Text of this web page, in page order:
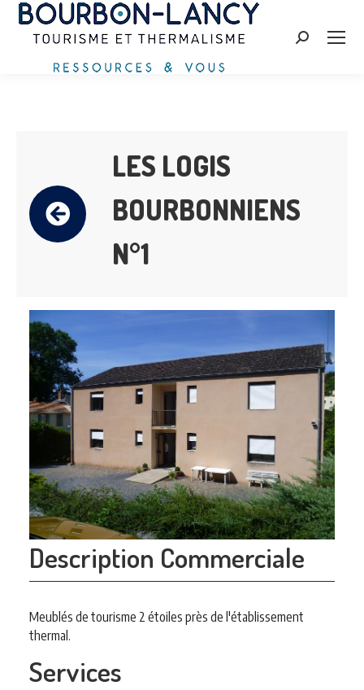
Recherche
LES LOGIS
BOURBONNIENS
N°1
Description Commerciale
Meublés de tourisme 2 étoiles près de l'établissement
thermal.
Services